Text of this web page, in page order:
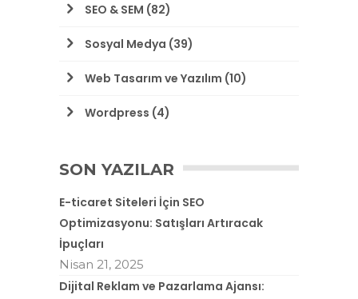
SEO & SEM (82)
Sosyal Medya (39)
Web Tasarım ve Yazılım (10)
Wordpress (4)
SON YAZILAR
E-ticaret Siteleri İçin SEO
Optimizasyonu: Satışları Artıracak
İpuçları
Nisan 21, 2025
Dijital Reklam ve Pazarlama Ajansı: